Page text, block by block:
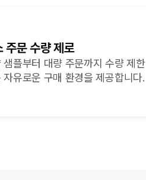
주문 수량 제로
샘플부터 대량 주문까지 수량 제한
자유로운 구매 환경을 제공합니다.